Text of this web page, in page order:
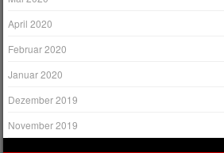
April 2020
Februar 2020
Januar 2020
Dezember 2019
November 2019